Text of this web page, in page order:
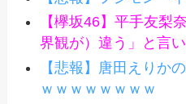
【欅坂46】平手友梨
界観が）違う」と言
【悲報】唐田えりか
ｗｗｗｗｗｗｗｗ